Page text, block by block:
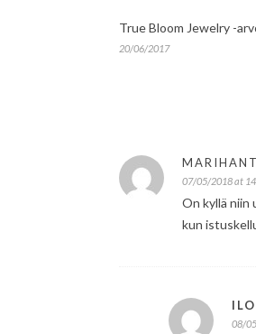
True Bloom Jewelry -
20/06/2017
07/05/2018 at
On kyllä niin
kun
08/